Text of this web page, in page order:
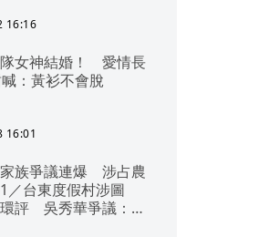
16:16
女神結婚！ 愛情長
：黃衫不會脫
16:01
族爭議連爆 涉占農
／台東度假村涉圖
評 吳秀華爭議：概